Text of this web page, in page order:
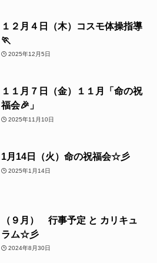
１２月４日（木）コスモ体操指導
🏃
2025年12月5日
１１月７日（金）１１月「命の祝
福会🎉」
2025年11月10日
1月14日（火）命の祝福会☆彡
2025年1月14日
（９月） 行事予定 と カリキュ
ラム☆彡
2024年8月30日